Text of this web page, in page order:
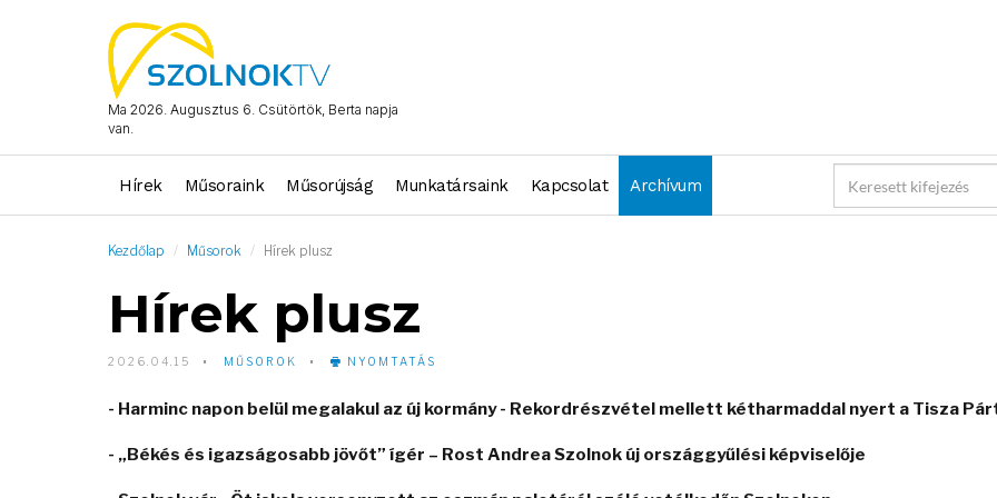
Ma 2026. Augusztus 6. Csütörtök, Berta napja
van.
Hírek Műsoraink Műsorújság Munkatársaink Kapcsolat Archívum
Kezdőlap Műsorok Hírek plusz
Hírek plusz
2026.04.15 MŰSOROK NYOMTATÁS
- Harminc napon belül megalakul az új kormány - Rekordrészvétel mellett kétharmaddal nyert a Tisza
- „Békés és igazságosabb jövőt” ígér – Rost Andrea Szolnok új országgyűlési képviselője